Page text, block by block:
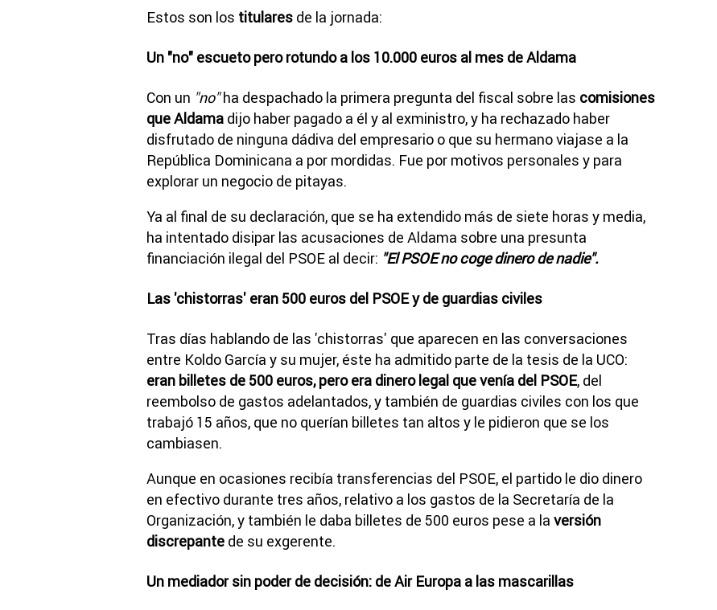
Estos son los titulares de la jornada:
Un "no" escueto pero rotundo a los 10.000 euros al mes de Aldama
Con un "no"ha despachado la primera pregunta del fiscal sobre las comisiones
que Aldama dijo haber pagado a él y al exministro, y ha rechazado haber
disfrutado de ninguna dádiva del empresario o que su hermano viajase a la
República Dominicana a por mordidas. Fue por motivos personales y para
explorar un negocio de pitayas.
Ya al final de su declaración, que se ha extendido más de siete horas y media,
ha intentado disipar las acusaciones de Aldama sobre una presunta
financiación ilegal del PSOE al decir: "El PSOE no coge dinero de nadie".
Las 'chistorras' eran 500 euros del PSOE y de guardias civiles
Tras días hablando de las 'chistorras' que aparecen en las conversaciones
entre Koldo García y su mujer, éste ha admitido parte de la tesis de la UCO:
eran billetes de 500 euros, pero era dinero legal que venía del PSOE, del
reembolso de gastos adelantados, y también de guardias civiles con los que
trabajó 15 años, que no querían billetes tan altos y le pidieron que se los
cambiasen.
Aunque en ocasiones recibía transferencias del PSOE, el partido le dio dinero
en efectivo durante tres años, relativo a los gastos de la Secretaría de la
Organización, y también le daba billetes de 500 euros pese a la versión
discrepante de su exgerente.
Un mediador sin poder de decisión: de Air Europa a las mascarillas